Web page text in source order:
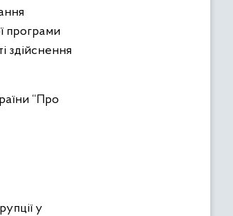
програми
здійснення
“Про
у